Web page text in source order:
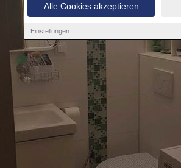
Alle Cookies akzeptieren
Einstellungen